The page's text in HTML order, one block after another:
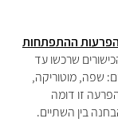
הפרעות ההתפתחות
שרכשו עד
שפה, מוטוריקה,
זו דומה
בין השתיים.